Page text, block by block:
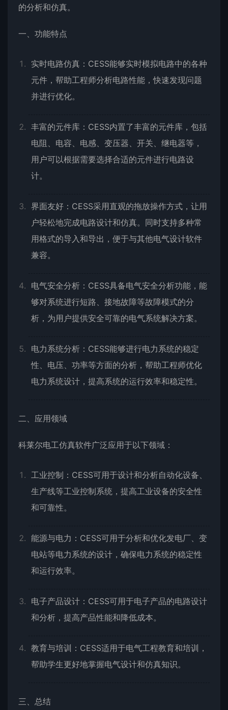
的分析和仿真。
一、功能特点
实时电路仿真：CESS能够实时模拟电路中的各种
元件，帮助工程师分析电路性能，快速发现问题
并进行优化。
丰富的元件库：CESS内置了丰富的元件库，包括
电阻、电容、电感、变压器、开关、继电器等，
用户可以根据需要选择合适的元件进行电路设
计。
界面友好：CESS采用直观的拖放操作方式，让用
户轻松地完成电路设计和仿真。同时支持多种常
用格式的导入和导出，便于与其他电气设计软件
兼容。
电气安全分析：CESS具备电气安全分析功能，能
够对系统进行短路、接地故障等故障模式的分
析，为用户提供安全可靠的电气系统解决方案。
电力系统分析：CESS能够进行电力系统的稳定
性、电压、功率等方面的分析，帮助工程师优化
电力系统设计，提高系统的运行效率和稳定性。
二、应用领域
科莱尔电工仿真软件广泛应用于以下领域：
工业控制：CESS可用于设计和分析自动化设备、
生产线等工业控制系统，提高工业设备的安全性
和可靠性。
能源与电力：CESS可用于分析和优化发电厂、变
电站等电力系统的设计，确保电力系统的稳定性
和运行效率。
电子产品设计：CESS可用于电子产品的电路设计
和分析，提高产品性能和降低成本。
教育与培训：CESS适用于电气工程教育和培训，
帮助学生更好地掌握电气设计和仿真知识。
三、总结